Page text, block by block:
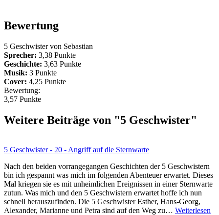
Bewertung
5 Geschwister von Sebastian
Sprecher: 3,38 Punkte
Geschichte: 3,63 Punkte
Musik: 3 Punkte
Cover: 4,25 Punkte
Bewertung:
3,57 Punkte
Weitere Beiträge von "5 Geschwister"
5 Geschwister - 20 - Angriff auf die Sternwarte
Nach den beiden vorrangegangen Geschichten der 5 Geschwistern
bin ich gespannt was mich im folgenden Abenteuer erwartet. Dieses
Mal kriegen sie es mit unheimlichen Ereignissen in einer Sternwarte
zutun. Was mich und den 5 Geschwistern erwartet hoffe ich nun
schnell herauszufinden. Die 5 Geschwister Esther, Hans-Georg,
Alexander, Marianne und Petra sind auf den Weg zu… Weiterlesen